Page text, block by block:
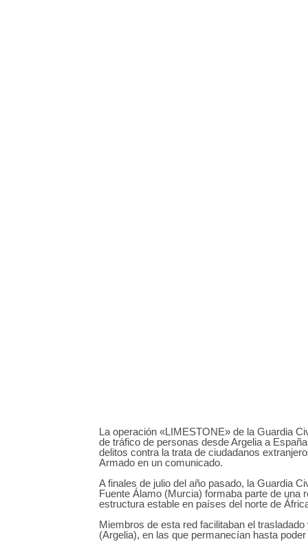
La operación «LIMESTONE» de la Guardia
de tráfico de personas desde Argelia a
delitos contra la trata de ciudadanos
Armado en un comunicado.
A finales de julio del año pasado, la Guardia
Fuente Álamo (Murcia) formaba parte de una
estructura estable en países del norte de
Miembros de esta red facilitaban el
(Argelia), en las que permanecían hasta